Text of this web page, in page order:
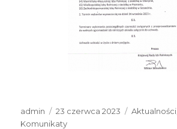
Autor
admin
Data
publikacji
23 czerwca 2023 Kategorie
Aktualności
Komunikaty